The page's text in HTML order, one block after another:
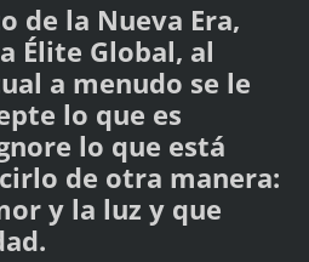
de la Nueva Era,
Élite Global, al
a menudo se le
lo que es
lo que está
de otra manera:
y la luz y que